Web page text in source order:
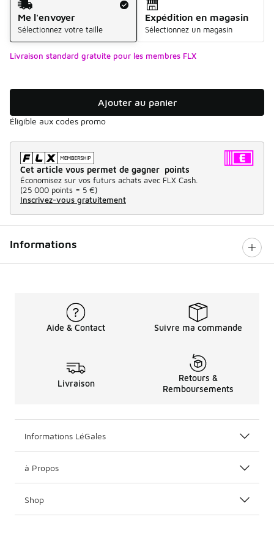
Me l'envoyer
Sélectionnez votre taille
Expédition en magasin
Sélectionnez un magasin
Livraison standard gratuite pour les membres FLX
Ajouter au panier
Éligible aux codes promo
Cet article vous permet de gagner points
Économisez sur vos futurs achats avec FLX Cash.
(25 000 points = 5 €)
Inscrivez-vous gratuitement
Informations
Aide & Contact Suivre ma commande
Livraison
Retours &
Remboursements
Informations LéGales
à Propos
Shop